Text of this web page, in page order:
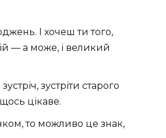
І хочеш ти того,
— а може, і великий
зустріти старого
цікаве.
то можливо це знак,